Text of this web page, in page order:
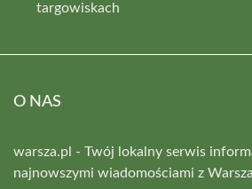
targowiskach
O NAS
warsza.pl - Twój lokalny serwis
najnowszymi wiadomościami z